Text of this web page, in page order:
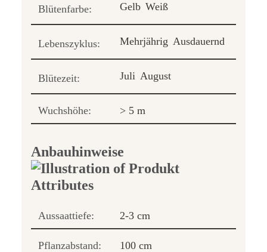
Blütenfarbe: Gelb Weiß
Lebenszyklus: Mehrjährig Ausdauernd
Blütezeit: Juli August
Wuchshöhe: > 5 m
Anbauhinweise
Aussaattiefe: 2-3 cm
Pflanzabstand: 100 cm